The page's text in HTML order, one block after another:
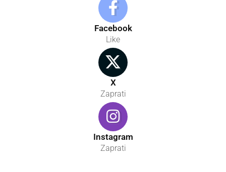
Facebook
Like
X
Zaprati
Instagram
Zaprati